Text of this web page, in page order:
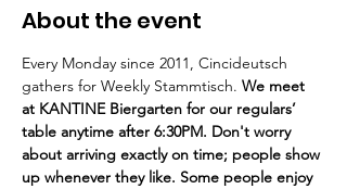
About the event
Every Monday since 2011, Cincideutsch
gathers for Weekly Stammtisch. We meet
at KANTINE Biergarten for our regulars’
table anytime after 6:30PM. Don't worry
about arriving exactly on time; people show
up whenever they like. Some people enjoy